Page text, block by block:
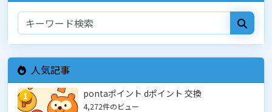
人気記事
1 pontaポイント dポイント 交換
4,272件のビュー